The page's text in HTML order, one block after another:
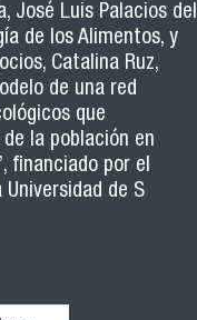
José Luis Palacios del
de los Alimentos, y
Catalina Ruz,
de una red
que
la población en
financiado por el
de S